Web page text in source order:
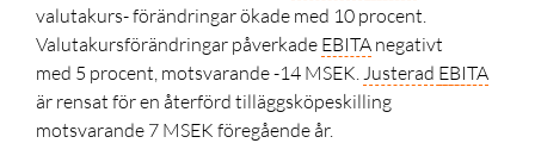
valutakurs- förändringar ökade med 10 procent.
Valutakursförändringar påverkade EBITA negativt
med 5 procent, motsvarande-14 MSEK.Justerad EBITA
är rensat för en återförd tilläggsköpeskilling
motsvarande 7 MSEK föregående år.